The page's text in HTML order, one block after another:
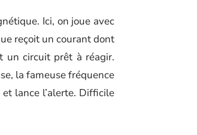
Ici, on joue avec
reçoit un courant dont
un circuit prêt à réagir.
la fameuse fréquence
lance l’alerte. Difficile